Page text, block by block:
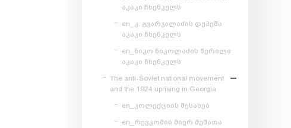
აკაკი ჩხენკელს
en_კ. გვარჯალაძის დეპეშა
აკაკი ჩხენკელს
en_ნიკო ნიკოლაძის წერილი
აკაკი ჩხენკელს
The anti-Soviet national movement
and the 1924 uprising in Georgia
en_კოლექციის შესახებ
en_რევკომის მიერ მუშათა